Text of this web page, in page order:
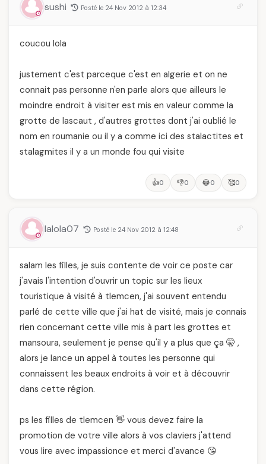
sushi Posté le 24 Nov 2012 à 12:34
coucou lola
justement c'est parceque c'est en algerie et on ne
connait pas personne n'en parle alors que ailleurs le
moindre endroit à visiter est mis en valeur comme la
grotte de lascaut , d'autres grottes dont j'ai oublié le
nom en roumanie ou il y a comme ici des stalactites et
stalagmites il y a un monde fou qui visite
👍0 👎0 😂0 🥰0
lalola07 Posté le 24 Nov 2012 à 12:48
salam les filles, je suis contente de voir ce poste car
j'avais l'intention d'ouvrir un topic sur les lieux
touristique à visité à tlemcen, j'ai souvent entendu
parlé de cette ville que j'ai hat de visité, mais je connais
rien concernant cette ville mis à part les grottes et
mansoura, seulement je pense qu'il y a plus que ça 🤫 ,
alors je lance un appel à toutes les personne qui
connaissent les beaux endroits à voir et à découvrir
dans cette région.
ps les filles de tlemcen 👋 vous devez faire la
promotion de votre ville alors à vos claviers j'attend
vous lire avec impassionce et merci d'avance 😘